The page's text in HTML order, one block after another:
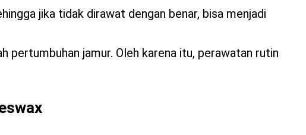
jika tidak dirawat dengan benar, bisa menjadi
pertumbuhan jamur. Oleh karena itu, perawatan rutin